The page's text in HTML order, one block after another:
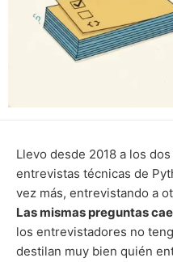
Llevo desde 2018 a los
entrevistas técnicas de
vez más, entrevistando a
Las mismas preguntas
los entrevistadores no
destilan muy bien quién